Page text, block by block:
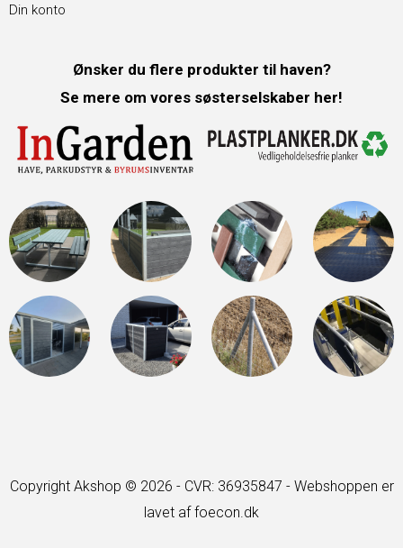
Din konto
Ønsker du flere produkter til haven?
Se mere om vores søsterselskaber her!
Copyright Akshop © 2026 - CVR: 36935847 - Webshoppen er
lavet af foecon.dk